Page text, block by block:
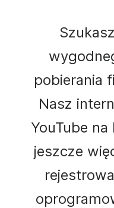
pobierania
Nasz
YouTube
jeszcze